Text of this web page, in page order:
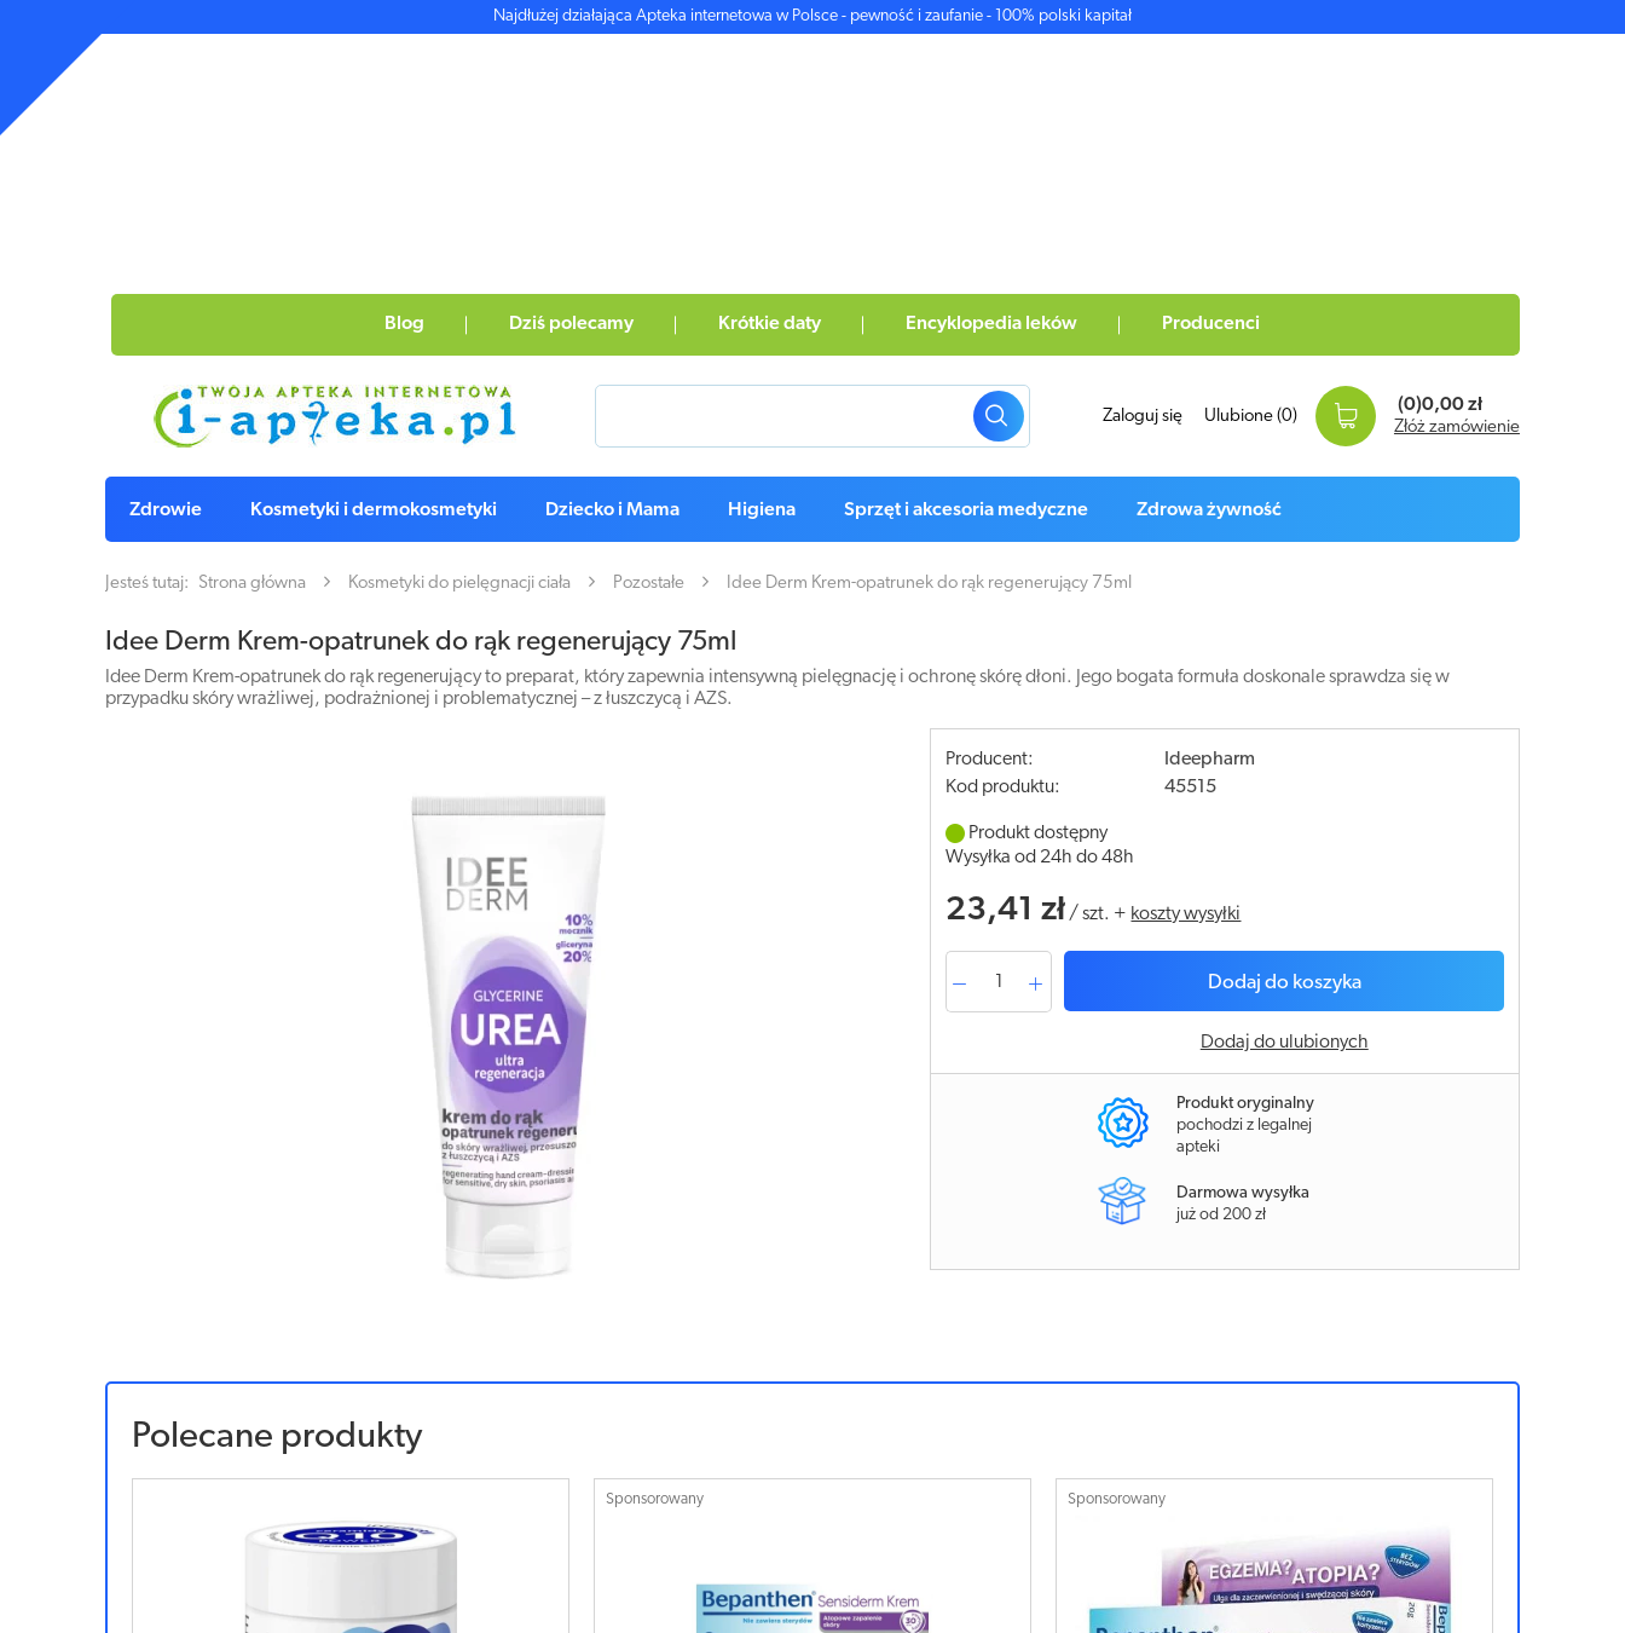
Najdłużej działająca Apteka internetowa w Polsce - pewność i zaufanie - 100% polski kapitał
Blog Dziś polecamy Krótkie daty Encyklopedia leków Producenci
Zaloguj się Ulubione (0)
(0)0,00 zł
Złóż zamówienie
Zdrowie Kosmetyki i dermokosmetyki Dziecko i Mama Higiena Sprzęt i akcesoria medyczne Zdrowa żywność
Jesteś tutaj: Strona główna Kosmetyki do pielęgnacji ciała Pozostałe Idee Derm Krem-opatrunek do rąk regenerujący 75ml
Idee Derm Krem-opatrunek do rąk regenerujący 75ml
Idee Derm Krem-opatrunek do rąk regenerujący to preparat, który zapewnia intensywną pielęgnację i ochronę skórę dłoni. Jego bogata formuła doskonale sprawdza się w
przypadku skóry wrażliwej, podrażnionej i problematycznej – z łuszczycą i AZS.
Producent:
Ideepharm
Kod produktu:
45515
Produkt dostępny
Wysyłka od 24h do 48h
23,41 zł /szt. + koszty wysyłki
Dodaj do koszyka
Dodaj do ulubionych
Produkt oryginalny
pochodzi z legalnej
apteki
Darmowa wysyłka
już od 200 zł
Polecane produkty
Sponsorowany Sponsorowany